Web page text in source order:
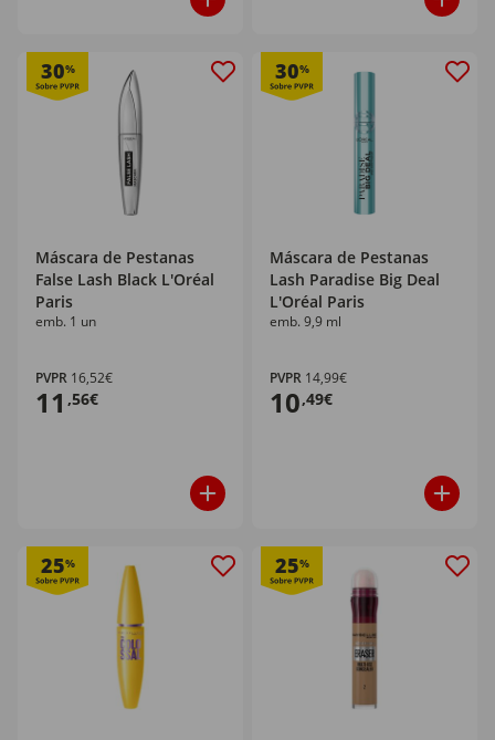
30%
Máscara de Pestanas
False Lash Black L'Oréal
Paris
emb. 1 un
PVPR 16,52€
11 ,56€
30%
Máscara de Pestanas
Lash Paradise Big Deal
L'Oréal Paris
emb. 9,9 ml
PVPR 14,99€
10,49€
25% 25%